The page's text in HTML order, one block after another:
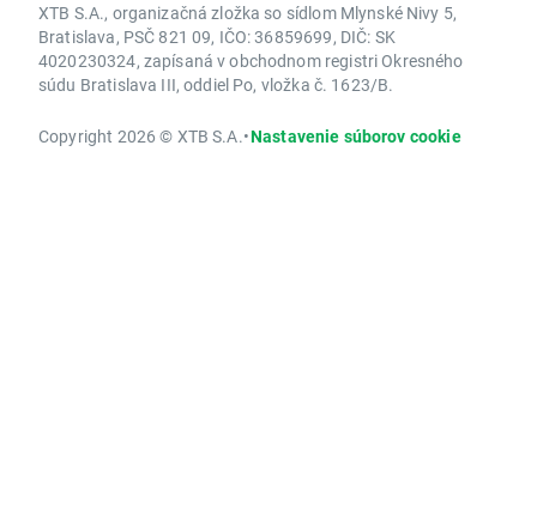
XTB S.A., organizačná zložka so sídlom Mlynské Nivy 5,
Bratislava, PSČ 821 09, IČO: 36859699, DIČ: SK
4020230324, zapísaná v obchodnom registri Okresného
súdu Bratislava III, oddiel Po, vložka č. 1623/B.
Copyright 2026 © XTB S.A.•Nastavenie súborov cookie